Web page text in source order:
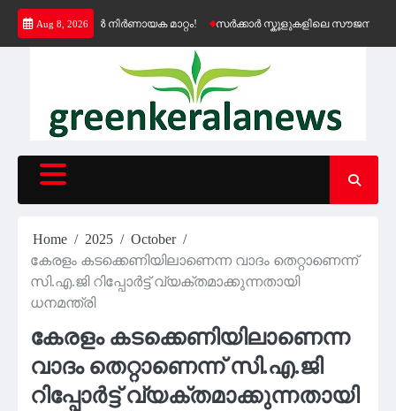
Skip
content
Aug 8, 2026
നിർണായക മാറ്റം! സർക്കാർ സ്കൂളുകളിലെ സൗജന്യ കെ-ഫോൺ
Home 2025
October
കേരളം കടക്കെണിയിലാണെന്ന വാദം തെറ്റാണെന്ന്
സി.എ.ജി റിപ്പോർട്ട് വ്യക്തമാക്കുന്നതായി
ധനമന്ത്രി
കേരളം കടക്കെണിയിലാണെന്ന
വാദം തെറ്റാണെന്ന് സി.എ.ജി
റിപ്പോർട്ട് വ്യക്തമാക്കുന്നതായി